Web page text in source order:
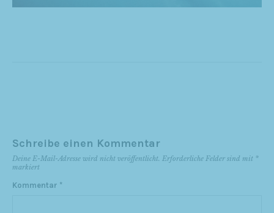
Schreibe einen Kommentar
Deine E-Mail-Adresse wird nicht veröffentlicht. Erforderliche Felder sind mit *
markiert
Kommentar *